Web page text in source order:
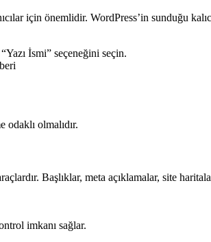
için önemlidir. WordPress’in sunduğu
İsmi” seçeneğini seçin.
olmalıdır.
Başlıklar, meta açıklamalar, site
imkanı sağlar.